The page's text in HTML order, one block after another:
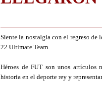
Siente la nostalgia con el regreso de
22 Ultimate Team.
Héroes de FUT son unos artículos
historia en el deporte rey y